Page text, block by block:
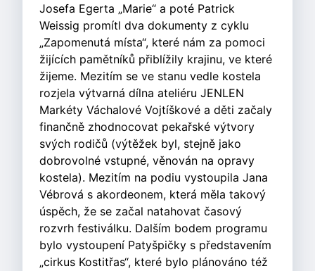
Josefa Egerta „Marie“ a poté Patrick
Weissig promítl dva dokumenty z cyklu
„Zapomenutá místa“, které nám za pomoci
žijících pamětníků přiblížily krajinu, ve které
žijeme. Mezitím se ve stanu vedle kostela
rozjela výtvarná dílna ateliéru JENLEN
Markéty Váchalové Vojtíškové a děti začaly
finančně zhodnocovat pekařské výtvory
svých rodičů (výtěžek byl, stejně jako
dobrovolné vstupné, věnován na opravy
kostela). Mezitím na podiu vystoupila Jana
Vébrová s akordeonem, která měla takový
úspěch, že se začal natahovat časový
rozvrh festiválku. Dalším bodem programu
bylo vystoupení Patyšpičky s představením
„cirkus Kostitřas“, které bylo plánováno též